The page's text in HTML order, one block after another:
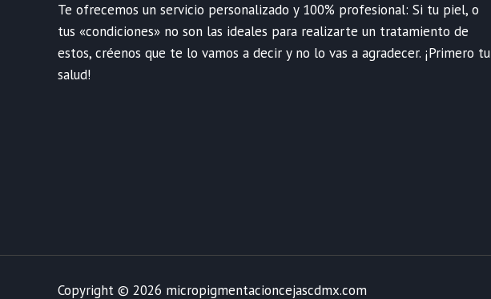
Te ofrecemos un servicio personalizado y 100% profesional: Si tu piel, o
tus «condiciones» no son las ideales para realizarte un tratamiento de
estos, créenos que te lo vamos a decir y no lo vas a agradecer. ¡Primero tu
salud!
Copyright © 2026 micropigmentacioncejascdmx.com